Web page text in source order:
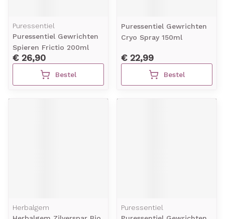
Puressentiel
Puressentiel Gewrichten
Spieren Frictio 200ml
€ 26,90
Bestel
Puressentiel Gewrichten
Cryo Spray 150ml
€ 22,99
Bestel
Herbalgem
Puressentiel